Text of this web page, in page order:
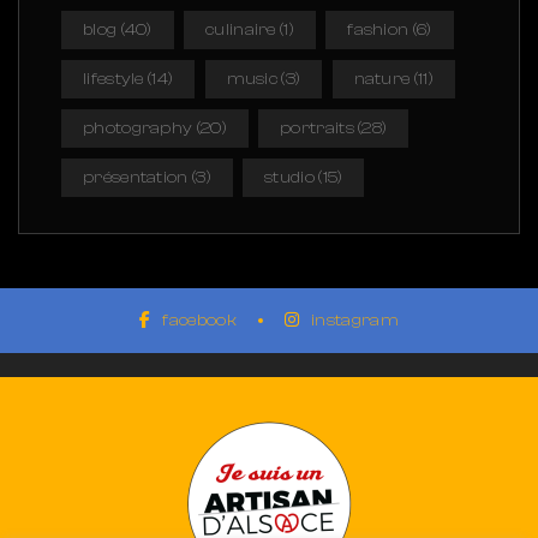
blog (40) culinaire (1) fashion (6)
lifestyle (14) music(3) nature (11)
photography (20) portraits(28)
présentation (3) studio(15)
facebook instagram